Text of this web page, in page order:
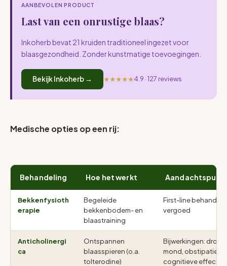
AANBEVOLEN PRODUCT
Last van een onrustige blaas?
Inkoherb bevat 21 kruiden traditioneel ingezet voor
blaasgezondheid. Zonder kunstmatige toevoegingen.
Bekijk Inkoherb → ★★★★★4.9 · 127 reviews
Medische opties op een rij:
Behandeling Hoe het werkt Aandachtspunt
Bekkenfysioth
erapie
Begeleide
bekkenbodem- en
blaastraining
First-line
vergoed
Anticholinergi
ca
Ontspannen
blaasspieren (o.a.
tolterodine)
Bijwerkingen: droge
mond, obstipatie,
cognitieve effecten